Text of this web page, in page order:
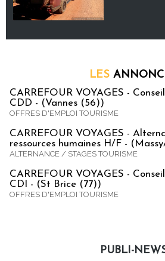
LES
CARREFOUR VOYAGES -
CDD - (Vannes (56))
OFFRES D'EMPLOI TOURISME
CARREFOUR VOYAGES -
ressources humaines H/F -
ALTERNANCE / STAGES TOURISME
CARREFOUR VOYAGES -
CDI - (St Brice (77))
OFFRES D'EMPLOI TOURISME
PUBLI-